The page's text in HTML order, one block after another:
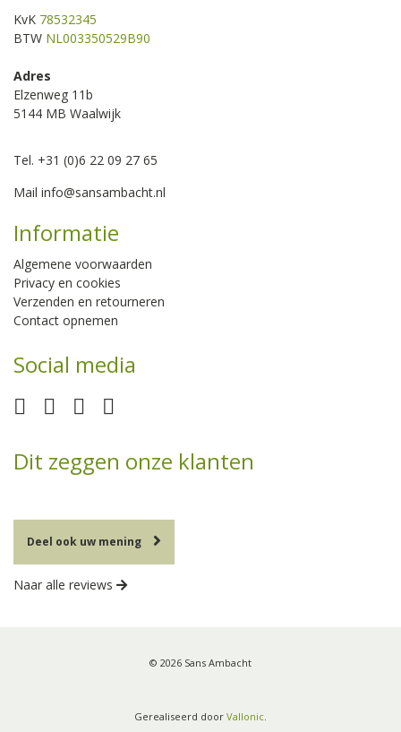
KvK 78532345
BTW NL003350529B90
Adres
Elzenweg 11b
5144 MB Waalwijk
Tel. +31 (0)6 22 09 27 65
Mail info@sansambacht.nl
Informatie
Algemene voorwaarden
Privacy en cookies
Verzenden en retourneren
Contact opnemen
Social media
Dit zeggen onze klanten
Deel ook uw mening
Naar alle reviews
© 2026 Sans Ambacht
Gerealiseerd door Vallonic